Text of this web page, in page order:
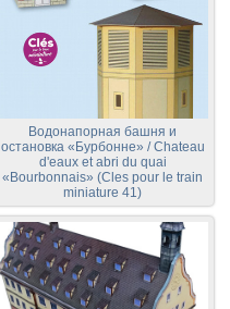
Водонапорная башня и
остановка «Бурбонне» / Chateau
d'eaux et abri du quai
«Bourbonnais» (Cles pour le train
miniature 41)